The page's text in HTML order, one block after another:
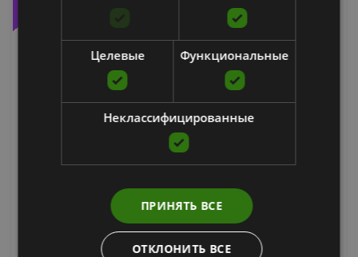
AIREX BALANCE-PAD ELITE
От 97.95€
Целевые Функциональные
Неклассифицированные
ПРИНЯТЬ ВСЕ
ОТКЛОНИТЬ ВСЕ